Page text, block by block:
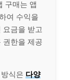
구매는 앱
여 수익을
요금을 받고
권한을 제공
식은 다양